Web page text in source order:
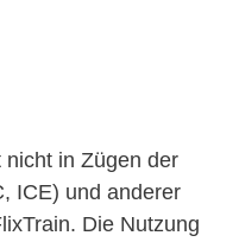
nicht in Zügen der
ICE) und anderer
Die Nutzung